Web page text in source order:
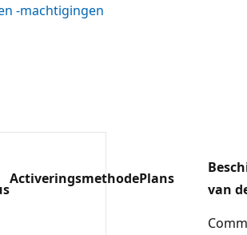
-machtigingen
ActiveringsmethodePlans
van